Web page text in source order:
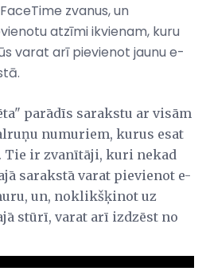
zvanus, un
atzīmi ikvienam, kuru
varat arī pievienot jaunu e-
parādīs sarakstu ar visām
numuriem, kurus esat
Tie ir zvanītāji, kuri nekad
sarakstā varat pievienot e-
un, noklikšķinot uz
stūrī, varat arī izdzēst no